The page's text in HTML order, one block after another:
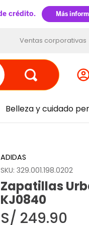
Ventas corporativas
Belleza y cuidado
ADIDAS
SKU: 329.001.198.0202
Zapatillas
KJ0840
S/ 249.90